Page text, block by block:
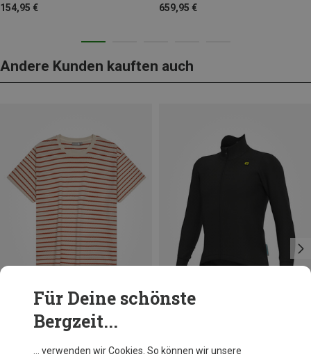
154,95 €
659,95 €
Andere Kunden kauften auch
Du sparst 22%
Für Deine schönste
Bergzeit...
… verwenden wir Cookies. So können wir unsere